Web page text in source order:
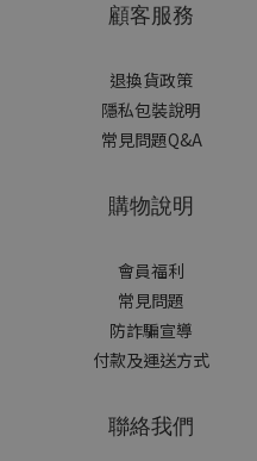
顧客服務
退換貨政策
隱私包裝說明
常見問題Q&A
購物說明
會員福利
常見問題
防詐騙宣導
付款及運送方式
聯絡我們